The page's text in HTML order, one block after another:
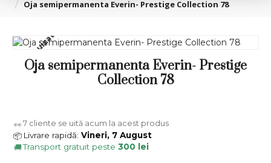
Oja semipermanenta Everin- Prestige Collection 78
Stoc epuizat
Oja semipermanenta Everin- Prestige
Collection 78
👀 7 cliente se uită acum la acest produs
📦 Livrare rapidă: Vineri, 7 August
🚚Transport gratuit peste 300 lei